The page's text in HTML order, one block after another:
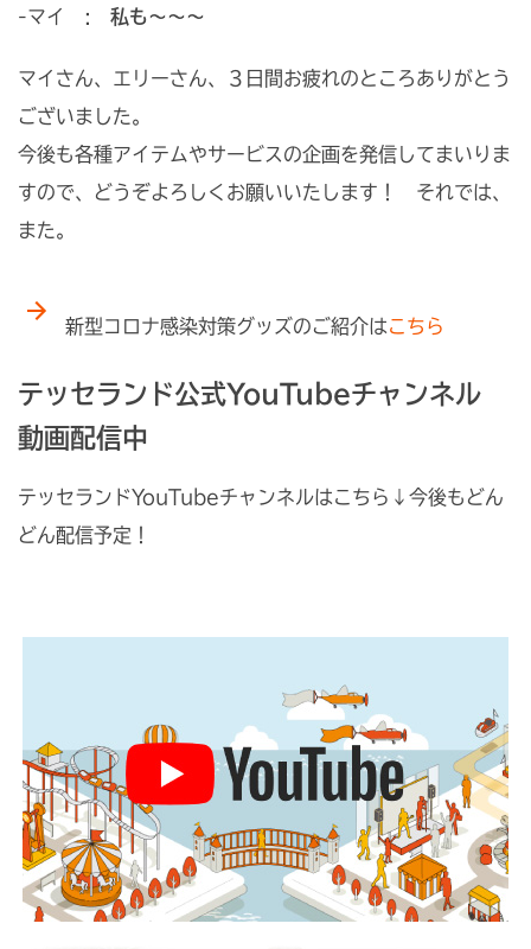
-マイ : 私も～～～
マイさん、エリーさん、３日間お疲れのところありがとう
ございました。
今後も各種アイテムやサービスの企画を発信してまいりま
すので、どうぞよろしくお願いいたします！ それでは、
また。
新型コロナ感染対策グッズのご紹介はこちら
テッセランド公式YouTubeチャンネル
動画配信中
テッセランドYouTubeチャンネルはこちら↓今後もどん
どん配信予定！